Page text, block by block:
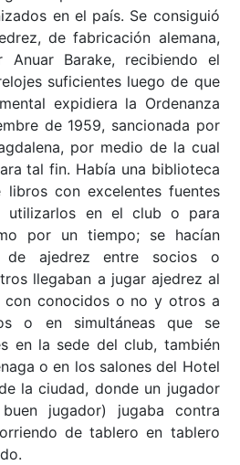
en el país. Se consiguió
de fabricación alemana,
Anuar Barake, recibiendo el
suficientes luego de que
expidiera la Ordenanza
de 1959, sancionada por
por medio de la cual
tal fin. Había una biblioteca
con excelentes fuentes
utilizarlos en el club o para
por un tiempo; se hacían
de ajedrez entre socios o
llegaban a jugar ajedrez al
con conocidos o no y otros a
o en simultáneas que se
en la sede del club, también
o en los salones del Hotel
la ciudad, donde un jugador
jugador) jugaba contra
de tablero en tablero